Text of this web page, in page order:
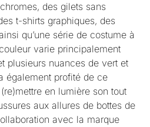
des gilets sans
t-shirts graphiques, des
qu’une série de costume à
varie principalement
plusieurs nuances de vert et
également profité de ce
en lumière son tout
aux allures de bottes de
avec la marque